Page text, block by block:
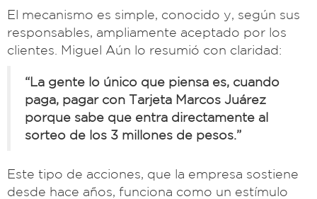
El mecanismo es simple, conocido y, según sus
responsables, ampliamente aceptado por los
clientes. Miguel Aún lo resumió con claridad:
“La gente lo único que piensa es, cuando
paga, pagar con Tarjeta Marcos Juárez
porque sabe que entra directamente al
sorteo de los 3 millones de pesos.”
Este tipo de acciones, que la empresa sostiene
desde hace años, funciona como un estímulo